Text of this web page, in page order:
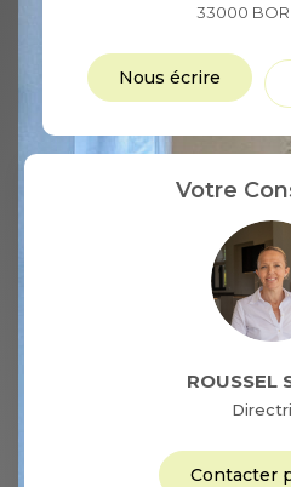
33000
Nous écrire
Votre
ROUSSEL
Contacter